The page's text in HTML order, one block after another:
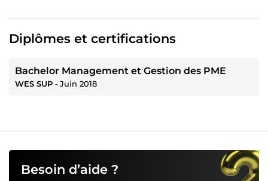
Diplômes et certifications
Bachelor Management et Gestion des PME
WES SUP ‐ Juin 2018
Besoin d’aide ?